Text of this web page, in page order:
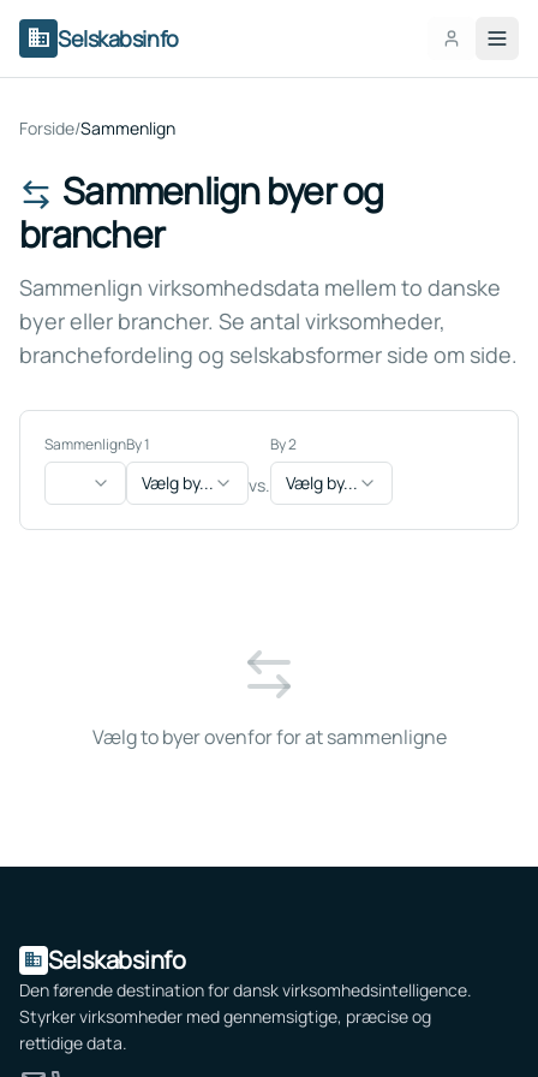
domain Selskabsinfo
Forside/Sammenlign
Sammenlign byer og
brancher
Sammenlign virksomhedsdata mellem to danske
byer eller brancher. Se antal virksomheder,
branchefordeling og selskabsformer side om side.
SammenlignBy 1
Vælg by... vs.
By 2
Vælg by...
Vælg tobyerovenfor for at sammenligne
domain Selskabsinfo
Den førende destination for dansk virksomhedsintelligence.
Styrker virksomheder med gennemsigtige, præcise og
rettidige data.